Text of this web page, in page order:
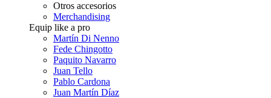
Otros accesorios
Merchandising
Equip like a pro
Martín Di Nenno
Fede Chingotto
Paquito Navarro
Juan Tello
Pablo Cardona
Juan Martín Díaz